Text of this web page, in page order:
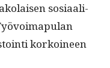
sosi­aa­li­
korkoi­neen